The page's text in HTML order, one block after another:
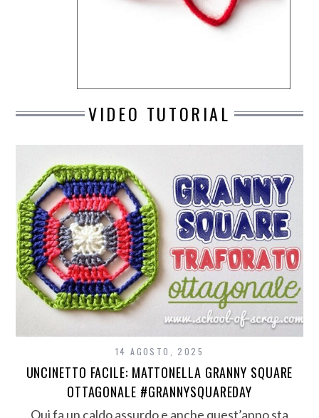
VIDEO TUTORIAL
14 AGOSTO, 2025
UNCINETTO FACILE: MATTONELLA GRANNY SQUARE
OTTAGONALE #GRANNYSQUAREDAY
Qui fa un caldo assurdo e anche quest’anno sta